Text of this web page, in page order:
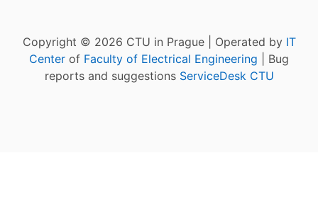
Copyright © 2026 CTU in Prague | Operated by IT
Center of Faculty of Electrical Engineering | Bug
reports and suggestions ServiceDesk CTU